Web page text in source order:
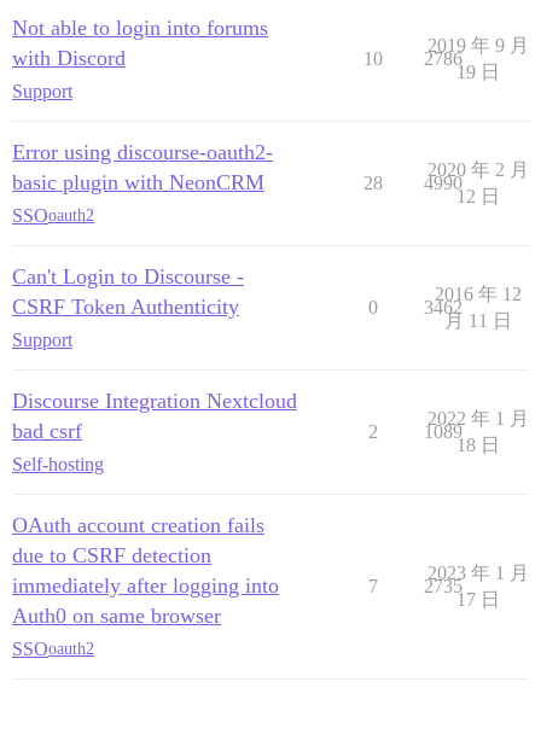
Not able to login into forums
with Discord
Support
10 2786
2019 年 9 月
19 日
Error using discourse-oauth2-
basic plugin with NeonCRM
SSOoauth2
28 4990
2020 年 2 月
12 日
Can't Login to Discourse -
CSRF Token Authenticity
Support
0 3462
2016 年 12
月 11 日
Discourse Integration Nextcloud
bad csrf
Self-hosting
2 1089
2022 年 1 月
18 日
OAuth account creation fails
due to CSRF detection
immediately after logging into
Auth0 on same browser
SSOoauth2
7 2735
2023 年 1 月
17 日